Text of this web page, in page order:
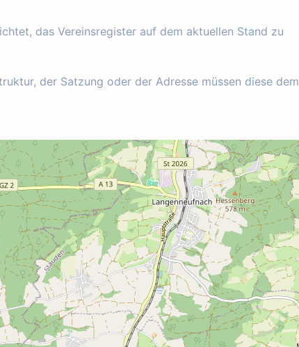
das Vereinsregister auf dem aktuellen Stand zu
der Satzung oder der Adresse müssen diese dem